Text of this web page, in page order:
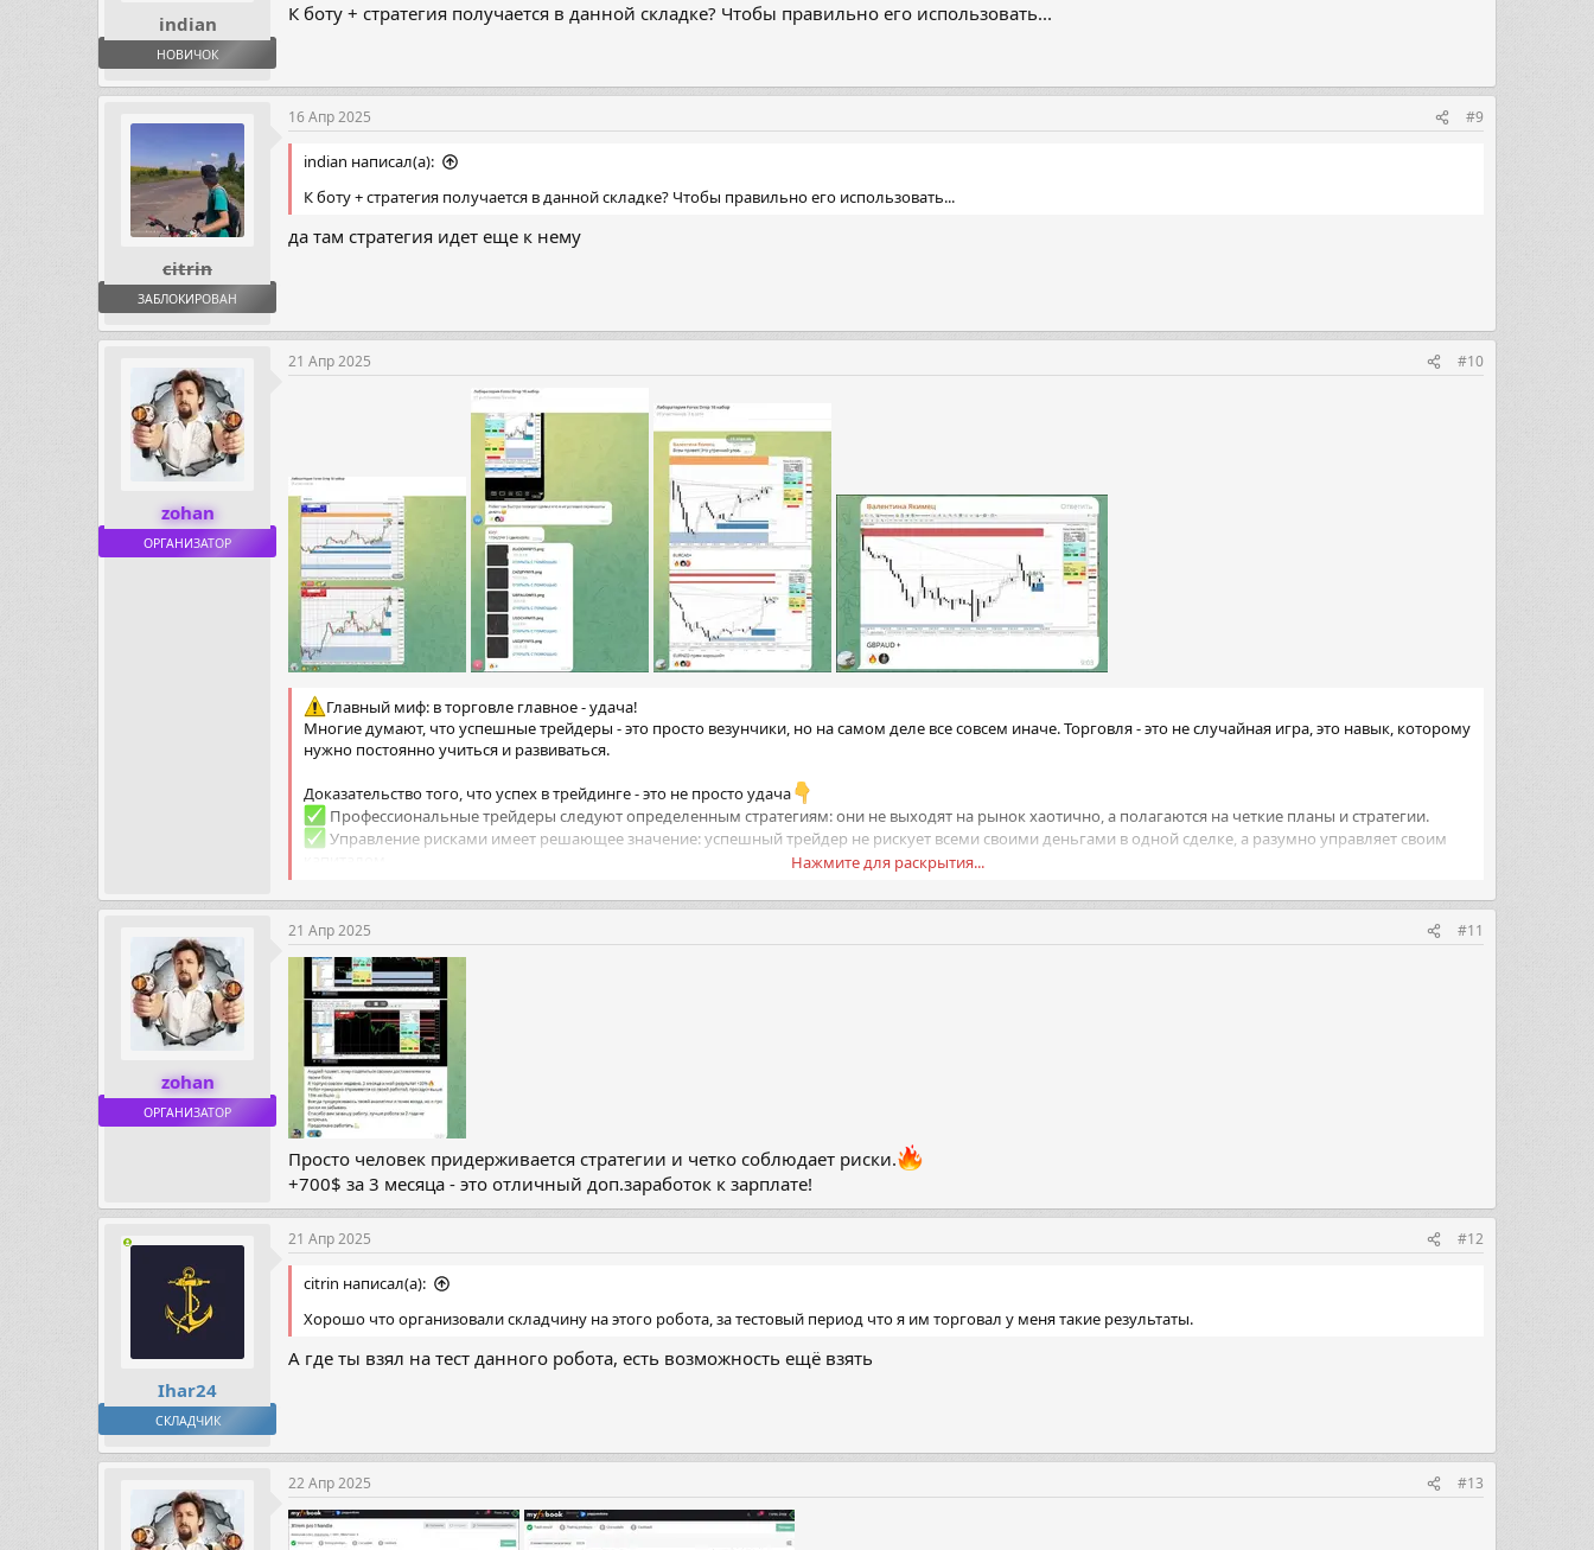
indian
НОВИЧОК
К боту + стратегия получается в данной складке? Чтобы правильно его использовать...
citrin
ЗАБЛОКИРОВАН
16 Апр 2025 #9
indian написал(а):
К боту + стратегия получается в данной складке? Чтобы правильно его использовать...
да там стратегия идет еще к нему
zohan
ОРГАНИЗАТОР
21 Апр 2025 #10
Главный миф: в торговле главное - удача!
Многие думают, что успешные трейдеры - это просто везунчики, но на самом деле все совсем иначе. Торговля - это не случайная игра, это навык, которому
нужно постоянно учиться и развиваться.
Доказательство того, что успех в трейдинге - это не просто удача
Профессиональные трейдеры следуют определенным стратегиям: они не выходят на рынок хаотично, а полагаются на четкие планы и стратегии.
Управление рисками имеет решающее значение: успешный трейдер не рискует всеми своими деньгами в одной сделке, а разумно управляет своим
Непрерывное обучение: Рынки постоянно меняются, и успешный трейдер - тот, кто идет в ногу с этими изменениями и развивается.
Видео-обзоры
Нажмите для раскрытия...
zohan
ОРГАНИЗАТОР
21 Апр 2025 #11
Просто человек придерживается стратегии и четко соблюдает риски.
+700$ за 3 месяца - это отличный доп.заработок к зарплате!
Ihar24
СКЛАДЧИК
21 Апр 2025 #12
citrin написал(а):
Хорошо что организовали складчину на этого робота, за тестовый период что я им торговал у меня такие результаты.
А где ты взял на тест данного робота, есть возможность ещё взять
22 Апр 2025 #13